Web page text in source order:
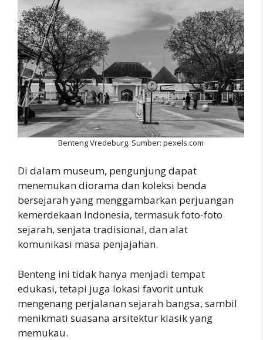
Benteng Vredeburg. Sumber: pexels.com
Di dalam museum, pengunjung dapat
menemukan diorama dan koleksi benda
bersejarah yang menggambarkan perjuangan
kemerdekaan Indonesia, termasuk foto-foto
sejarah, senjata tradisional, dan alat
komunikasi masa penjajahan.
Benteng ini tidak hanya menjadi tempat
edukasi, tetapi juga lokasi favorit untuk
mengenang perjalanan sejarah bangsa, sambil
menikmati suasana arsitektur klasik yang
memukau.